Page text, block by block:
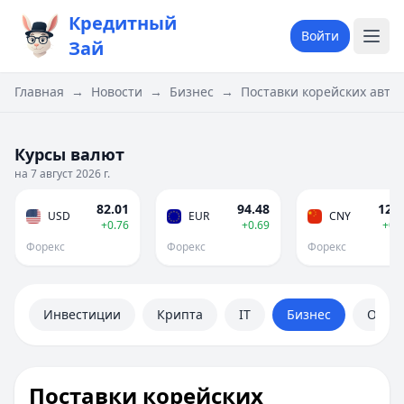
Кредитный
Зай
Войти
Главная → Новости → Бизнес → Поставки корейских
Курсы валют
на 7 август 2026 г.
USD 82.01
+0.76
Форекс
EUR 94.48
+0.69
Форекс
CNY
Форекс
Инвестиции Крипта IT Бизнес
Поставки корейских